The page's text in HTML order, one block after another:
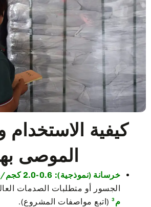
كيفية الاستخدام
الموصى
خرسانة (نموذجية): 0.6-2.0 كجم/م³
الجسور أو متطلبات الصدمات
م³
(اتبع مواصفات المشروع).